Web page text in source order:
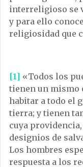
interreligioso se
y para ello
religiosidad que
[1] «Todos los
tienen un mismo
habitar a todo el
tierra; y tienen
cuya
designios de
Los hombres
respuesta a los